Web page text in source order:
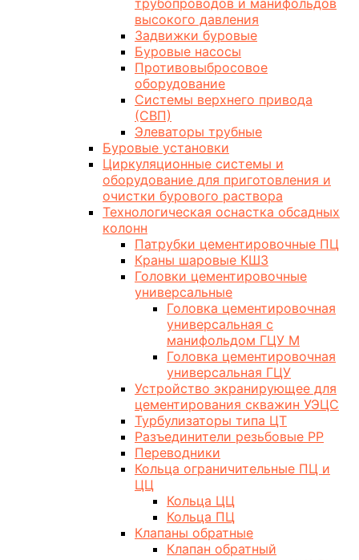
трубопроводов и манифольдов
высокого давления
Задвижки буровые
Буровые насосы
Противовыбросовое
оборудование
Системы верхнего привода
(СВП)
Элеваторы трубные
Буровые установки
Циркуляционные системы и
оборудование для приготовления и
очистки бурового раствора
Технологическая оснастка обсадных
колонн
Патрубки цементировочные ПЦ
Краны шаровые КШЗ
Головки цементировочные
универсальные
Головка цементировочная
универсальная с
манифольдом ГЦУ М
Головка цементировочная
универсальная ГЦУ
Устройство экранирующее для
цементирования скважин УЭЦС
Турбулизаторы типа ЦТ
Разъединители резьбовые РР
Переводники
Кольца ограничительные ПЦ и
ЦЦ
Кольца ЦЦ
Кольца ПЦ
Клапаны обратные
Клапан обратный